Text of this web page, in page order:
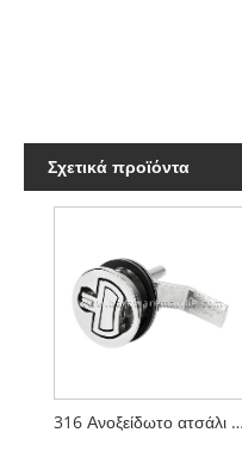
Σχετικά προϊόντα
316 Ανοξείδωτο ατσάλι Marine Turning Lock